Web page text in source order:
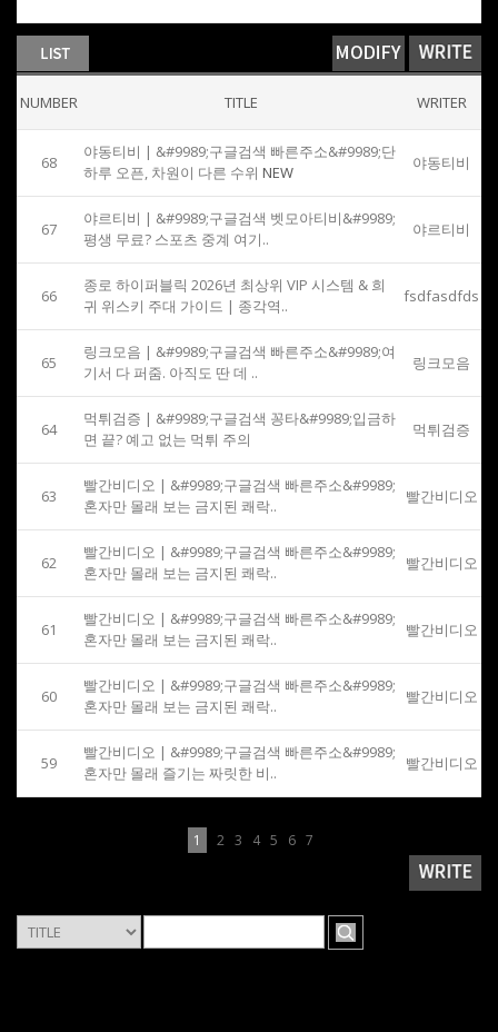
NUMBER TITLE WRITER
68
야동티비 | &#9989;구글검색 빠른주소&#9989;단
하루 오픈, 차원이 다른 수위 NEW 야동티비
67
야르티비 | &#9989;구글검색 벳모아티비&#9989;
평생 무료? 스포츠 중계 여기..
야르티비
66
종로 하이퍼블릭 2026년 최상위 VIP 시스템 & 희
귀 위스키 주대 가이드 | 종각역..
fsdfasdfds
65
링크모음 | &#9989;구글검색 빠른주소&#9989;여
기서 다 퍼줌. 아직도 딴 데 ..
링크모음
64
먹튀검증 | &#9989;구글검색 꽁타&#9989;입금하
면 끝? 예고 없는 먹튀 주의
먹튀검증
63
빨간비디오 | &#9989;구글검색 빠른주소&#9989;
혼자만 몰래 보는 금지된 쾌락..
빨간비디오
62
빨간비디오 | &#9989;구글검색 빠른주소&#9989;
혼자만 몰래 보는 금지된 쾌락..
빨간비디오
61
빨간비디오 | &#9989;구글검색 빠른주소&#9989;
혼자만 몰래 보는 금지된 쾌락..
빨간비디오
60
빨간비디오 | &#9989;구글검색 빠른주소&#9989;
혼자만 몰래 보는 금지된 쾌락..
빨간비디오
59
빨간비디오 | &#9989;구글검색 빠른주소&#9989;
혼자만 몰래 즐기는 짜릿한 비..
빨간비디오
1 2 3 4 5 6 7